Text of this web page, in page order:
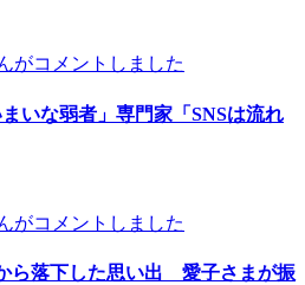
がコメントしました
いな弱者」専門家「SNSは流れ
がコメントしました
ら落下した思い出 愛子さまが振